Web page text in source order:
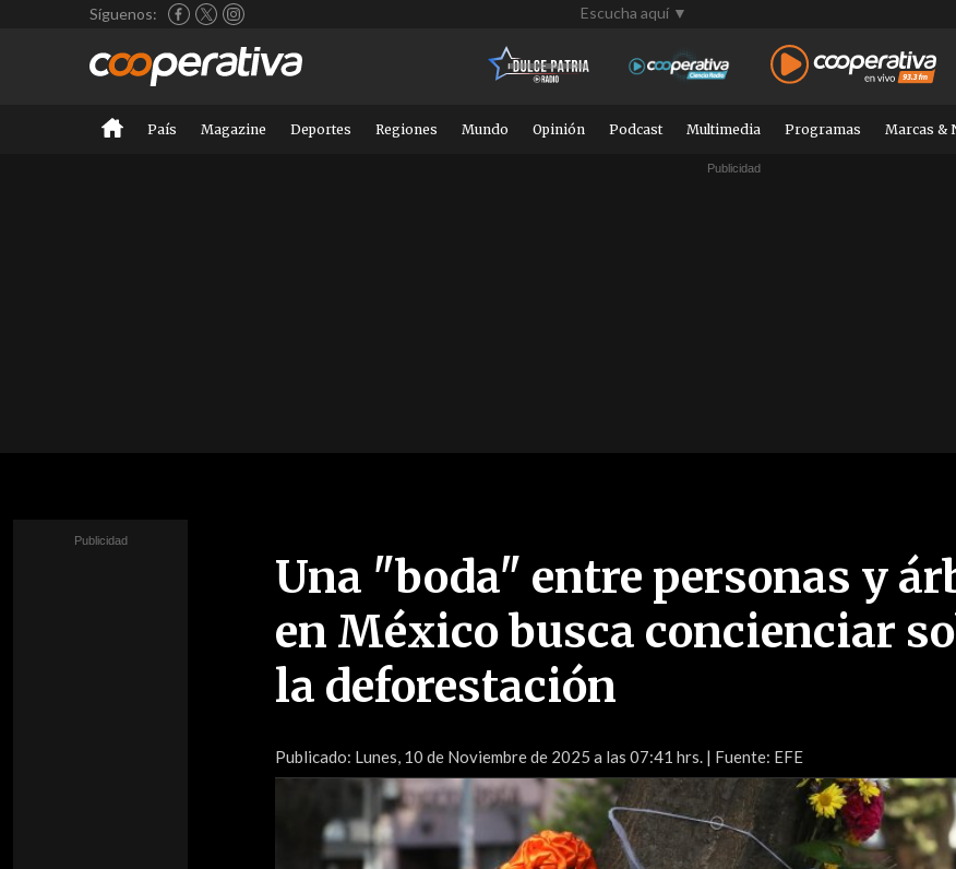
Síguenos: Escucha aquí ▼
País Magazine Deportes Regiones Mundo Opinión Podcast Multimedia Programas Marcas &
Una "boda" entre personas y
en México busca concienciar
la deforestación
Publicado: Lunes, 10 de Noviembre de 2025 a las 07:41 hrs. | Fuente: EFE